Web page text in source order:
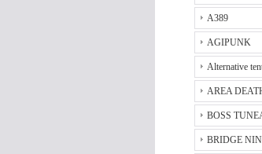
A389
AGIPUNK
Alternative
AREA
BOSS
BRIDGE